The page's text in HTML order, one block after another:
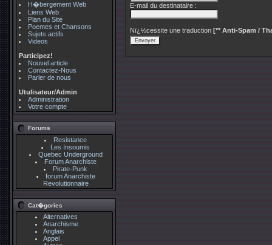
H�bergement Web
Liens Web
Plan du Site
Poemes et Chansons
Sujets actifs
Videos
Participez!
Nouvel article
Contactez-Nous
Parler de nous
Utulisateur/Admin
Administration
Votre compte
Forums
Resistance
Les Insoumis
Quebec Underground
Forum Anarchiste
Pirate-Punk
forum Anarchiste
Revolutionnaire
Cat�gories
Alternatives
Anarchisme
Anglais
Appel
E-mail du destinataire :
Nï¿½cessite une traduction [** Anti-Spam /